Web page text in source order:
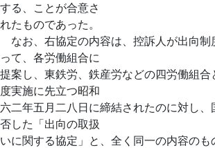
する、ことが合意さ
れたものであった。
なお、右協定の内容は、控訴人が出向制
って、各労働組合に
提案し、東鉄労、鉄産労などの四労働組合
度実施に先立つ昭和
六二年五月二八日に締結されたのに対し
否した「出向の取扱
いに関する協定」と、全く同一の内容のも